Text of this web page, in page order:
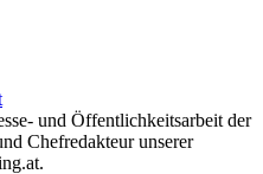
und Öffentlichkeitsarbeit der
Chefredakteur unserer